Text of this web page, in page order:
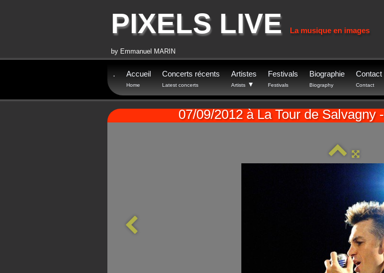
PIXELS LIVE La musique en images
by Emmanuel MARIN
. Accueil
Home
Concerts récents
Latest concerts
Artistes
Artists ▼
Festivals
Festivals
Biographie
Biography
Contact
Contact
07/09/2012 à La Tour de Salvagny